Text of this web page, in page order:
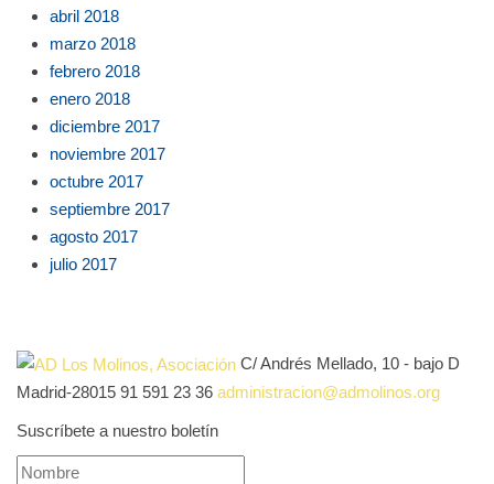
abril 2018
marzo 2018
febrero 2018
enero 2018
diciembre 2017
noviembre 2017
octubre 2017
septiembre 2017
agosto 2017
julio 2017
C/ Andrés Mellado, 10 - bajo D
Madrid-28015 91 591 23 36 administracion@admolinos.org
Suscríbete a nuestro boletín